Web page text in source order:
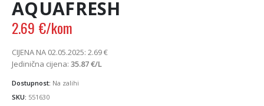
AQUAFRESH
2.69 €/kom
CIJENA NA 02.05.2025: 2.69€
Jedinična cijena: 35.87€/L
Dostupnost: Na zalihi
SKU: 551630